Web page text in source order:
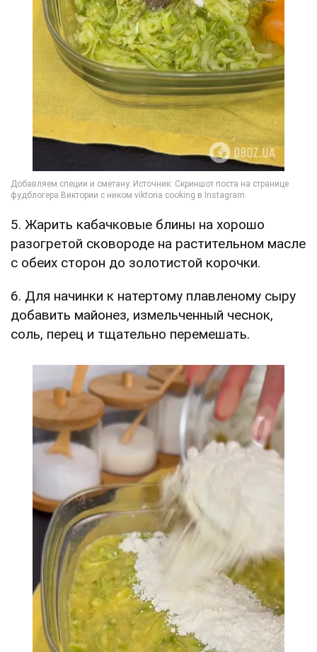
5. Жарить кабачковые блины на хорошо
разогретой сковороде на растительном масле
с обеих сторон до золотистой корочки.
6. Для начинки к натертому плавленому сыру
добавить майонез, измельченный чеснок,
соль, перец и тщательно перемешать.